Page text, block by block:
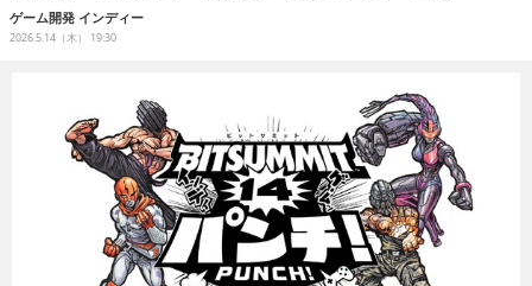
産業政策
イベント/セミナー
eスポーツ
ゲーム開発 インディー
2026.5.14（木） 19:30